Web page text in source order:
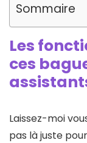
Sommaire
Les
ces
Laissez-moi
pas là juste